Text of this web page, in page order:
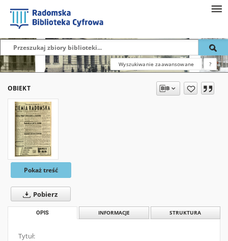
Wyszukiwanie zaawansowane ?
OBIEKT
Pokaż treść
Pobierz
OPIS INFORMACJE STRUKTURA
Tytuł: